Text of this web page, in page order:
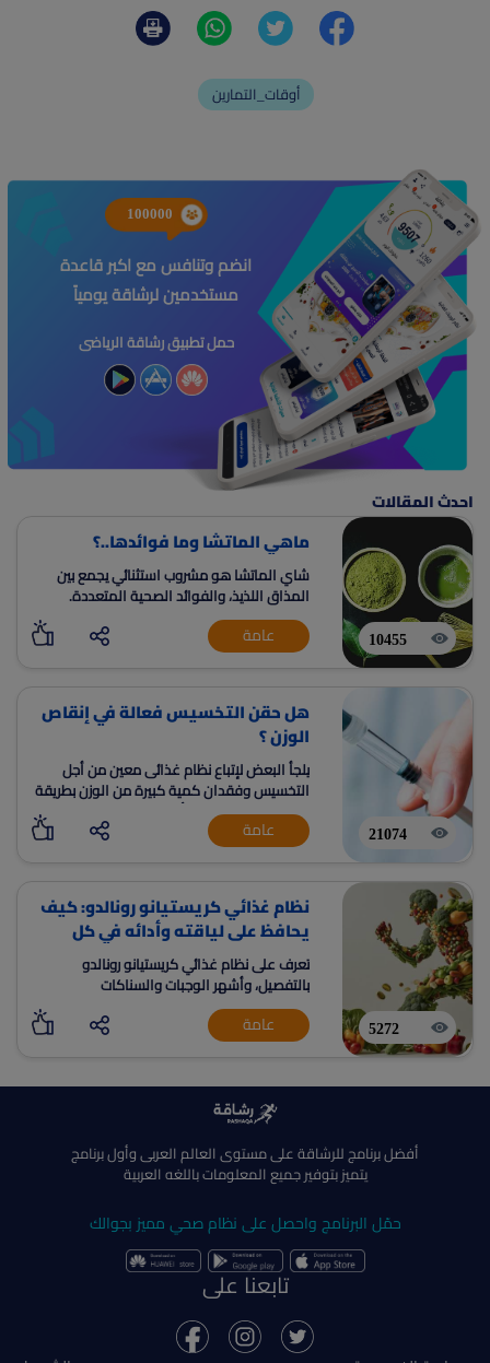
أوقات_التمارين
100000
انضم وتنافس مع اكبر قاعدة
مستخدمين لرشاقة يومياً
حمل تطبيق رشاقة الرياضى
احدث المقالات
10455
ماهي الماتشا وما فوائدها..؟
شاي الماتشا هو مشروب استثنائي يجمع بين
المذاق اللذيذ، والفوائد الصحية المتعددة.
يساهم شاي الماتشا في فقدان الوزن والحفاظ
على صحة القلب.
عامة
21074
هل حقن التخسيس فعالة في إنقاص
الوزن ؟
يلجأ البعض لإتباع نظام غذائى معين من أجل
التخسيس وفقدان كمية كبيرة من الوزن بطريقة
سريعة، في حين نلاحظ أن البعض الأخر يقوم
بإستخدام حقن من أجل التخسيس بسرعة
عامة
5272
نظام غذائي كريستيانو رونالدو: كيف
يحافظ على لياقته وأدائه في كل
مباراة؟
تعرف على نظام غذائي كريستيانو رونالدو
بالتفصيل، وأشهر الوجبات والسناكات
والمشروبات التي يعتمد عليها للحفاظ على
اللياقة والسرعة والاستشفاء طوال الموسم.
عامة
أفضل برنامج للرشاقة على مستوى العالم العربى وأول برنامج
يتميز بتوفير جميع المعلومات باللغه العربية
حمّل البرنامج واحصل على نظام صحي مميز بجوالك
تابعنا على